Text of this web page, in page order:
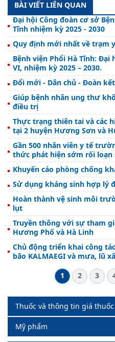
BÀI VIẾT LIÊN QUAN
Đại hội Công đoàn cơ sở
Tĩnh nhiệm kỳ 2025 - 2030
Quy định mới nhất về trạm
Bệnh viện Phổi Hà Tĩnh:
VI, nhiệm kỳ 2025 – 2030.
Đổi mới - Dân chủ - Đoàn
Giúp bệnh nhân ung thư
điều trị
Thực trạng thiên tai và các
tại 2 huyện Hương Sơn và
đoạn 2015 – 2025
Gần 500 nhân viên y tế
thức phát hiện sớm rối
Khuyến cáo phòng chống
Sử dụng kháng sinh hợp lý
Hoàn thành vệ sinh môi
lụt
Truyền thông với sự tham
Hương Phố và Hà Linh
Chủ động triển khai công
bão KALMAEGI và mưa, lũ
1
2 3
Thuốc và thông tin giá thuốc
Mỹ phẩm